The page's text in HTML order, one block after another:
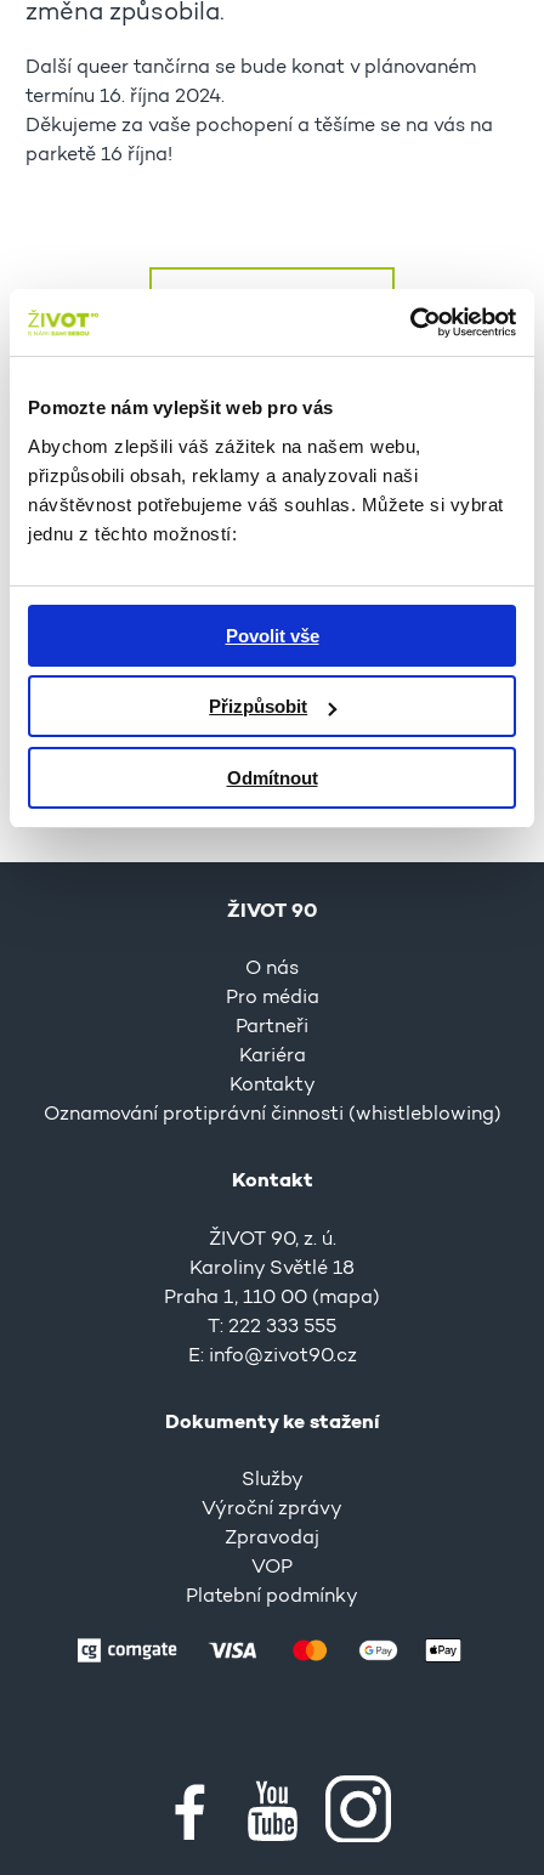
Pomozte nám vylepšit web pro vás
Abychom zlepšili váš zážitek na našem webu,
přizpůsobili obsah, reklamy a analyzovali naši
návštěvnost potřebujeme váš souhlas. Můžete si vybrat
jednu z těchto možností:
Povolit vše
Přizpůsobit
Odmítnout
změna způsobila.
Další queer tančírna se bude konat v plánovaném
termínu 16. října 2024.
Děkujeme za vaše pochopení a těšíme se na vás na
parketě 16 října!
Potřebujete s něčím
poradit?
Neváhejte nás kontaktovat.
NAPIŠTE NÁM
ŽIVOT 90
O nás
Pro média
Partneři
Kariéra
Kontakty
Oznamování protiprávní činnosti (whistleblowing)
Kontakt
ŽIVOT 90, z. ú.
Karoliny Světlé 18
Praha 1, 110 00 (mapa)
T: 222 333 555
E: info@zivot90.cz
Dokumenty ke stažení
Služby
Výroční zprávy
Zpravodaj
VOP
Platební podmínky